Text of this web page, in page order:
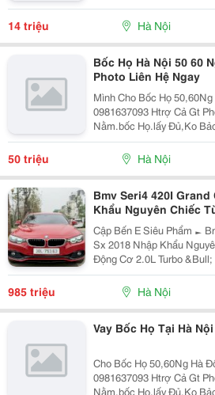
14 triệu Hà Nội
Bốc Họ Hà Nội 50 60
Photo Liên Hệ Ngay
Mình Cho Bốc Họ
0981637093 Htrợ Cả Gt
Nằm.bốc Họ.lấy Đủ,Ko
50 triệu Hà Nội
Bmv Seri4 420I
Khẩu Nguyên Chiếc
Cập Bến E Siêu Phẩm ►
Sx 2018 Nhập Khẩu
Động Cơ 2.0L Turbo
Bản Ko Lỗi Nhỏ ✅Bao
985Tr Xem Xe Trực Tiếp
985 triệu Hà Nội
Vay Bốc Họ Tại Hà
Cho Bốc Họ 50,60Ng Hà
0981637093 Htrợ Cả Gt
Nằm.bốc Họ.lấy Đủ,Ko